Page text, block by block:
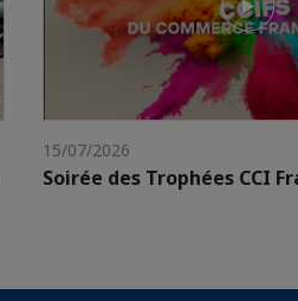
15/07/2026
Soirée des Trophées CCI